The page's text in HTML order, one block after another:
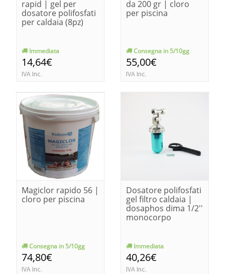
rapid | gel per
dosatore polifosfati
per caldaia (8pz)
Immediata
14,64€
IVA Inc.
da 200 gr | cloro
per piscina
Consegna in 5/10gg
55,00€
IVA Inc.
Magiclor rapido 56 |
cloro per piscina
Consegna in 5/10gg
74,80€
IVA Inc.
Dosatore polifosfati
gel filtro caldaia |
dosaphos dima 1/2''
monocorpo
Immediata
40,26€
IVA Inc.